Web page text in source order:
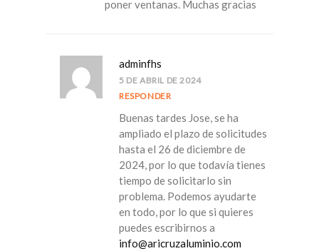
poner ventanas. Muchas gracias
adminfhs
5 DE ABRIL DE 2024
RESPONDER
Buenas tardes Jose, se ha
ampliado el plazo de solicitudes
hasta el 26 de diciembre de
2024, por lo que todavía tienes
tiempo de solicitarlo sin
problema. Podemos ayudarte
en todo, por lo que si quieres
puedes escribirnos a
info@aricruzaluminio.com